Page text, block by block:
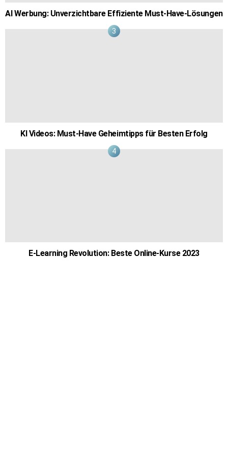
AI Werbung: Unverzichtbare Effiziente Must-Have-Lösungen
KI Videos: Must-Have Geheimtipps für Besten Erfolg
E-Learning Revolution: Beste Online-Kurse 2023